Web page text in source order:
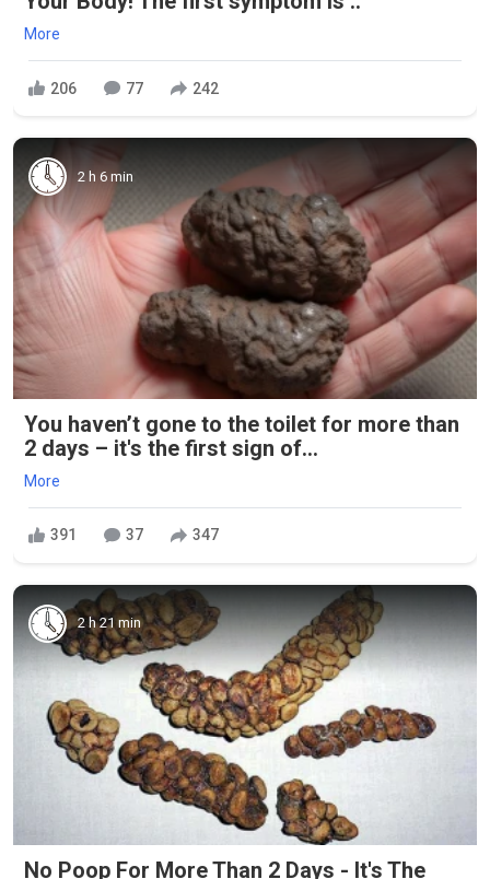
More
206 77 242
2 h 6 min
You haven’t gone to the toilet for more than
2 days – it's the first sign of...
More
391 37 347
2 h 21 min
No Poop For More Than 2 Days - It's The